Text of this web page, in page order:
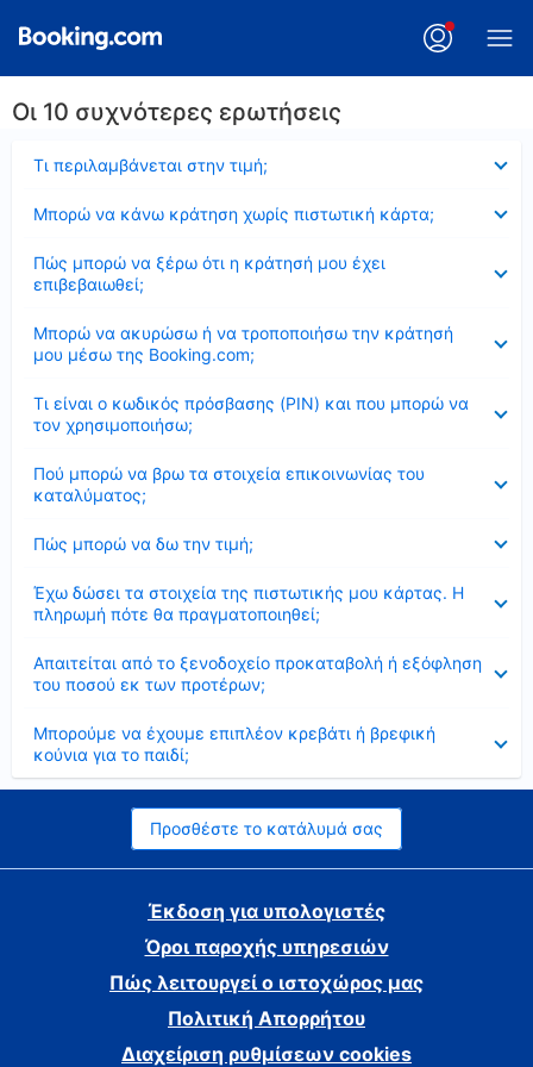
Οι 10 συχνότερες ερωτήσεις
Τι περιλαμβάνεται στην τιμή;
Μπορώ να κάνω κράτηση χωρίς πιστωτική κάρτα;
Πώς μπορώ να ξέρω ότι η κράτησή μου έχει
επιβεβαιωθεί;
Μπορώ να ακυρώσω ή να τροποποιήσω την κράτησή
μου μέσω της Booking.com;
Τι είναι ο κωδικός πρόσβασης (PIN) και που μπορώ να
τον χρησιμοποιήσω;
Πού μπορώ να βρω τα στοιχεία επικοινωνίας του
καταλύματος;
Πώς μπορώ να δω την τιμή;
Έχω δώσει τα στοιχεία της πιστωτικής μου κάρτας. Η
πληρωμή πότε θα πραγματοποιηθεί;
Απαιτείται από το ξενοδοχείο προκαταβολή ή εξόφληση
του ποσού εκ των προτέρων;
Μπορούμε να έχουμε επιπλέον κρεβάτι ή βρεφική
κούνια για το παιδί;
Προσθέστε το κατάλυμά σας
Έκδοση για υπολογιστές
Όροι παροχής υπηρεσιών
Πώς λειτουργεί ο ιστοχώρος μας
Πολιτική Απορρήτου
Διαχείριση ρυθμίσεων cookies